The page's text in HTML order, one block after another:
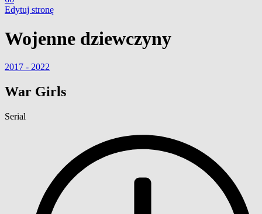
Edytuj stronę
Wojenne dziewczyny
2017 - 2022
War Girls
Serial